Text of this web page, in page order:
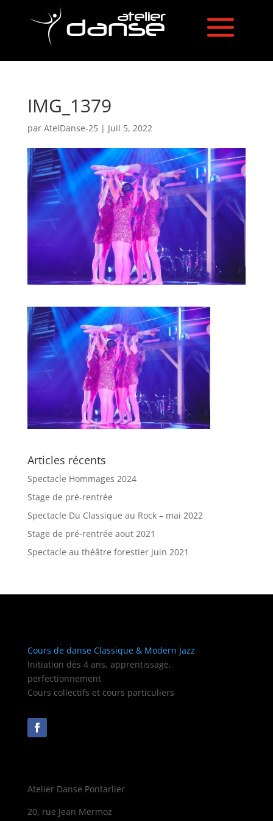
IMG_1379
par AtelDanse-25| Juil 5, 2022
Articles récents
Spectacle Hommages 2024
Stage de pré-rentrée
Spectacle Du Classique au Rock – mai 2022
Stage de pré-rentrée aout 2021
Spectacle au théâtre forestier juin 2021
Cours de danse Classique & Modern Jazz
Initiation dès 4 ans, apprentissage,
perfectionnement
Cours collectifs et cours particuliers
Atelier Danse Pontarlier
20, rue Jean Mermoz